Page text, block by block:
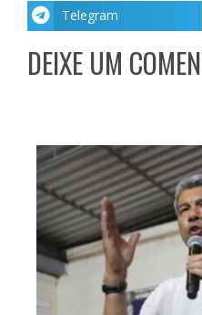
Telegram
DEIXE UM